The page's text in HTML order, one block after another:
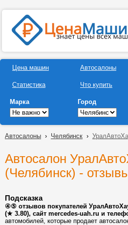
Цена машин
Статистика
Автосалоны
Что купить
Марка Город
Автосалоны › Челябинск ›
Автосалон
(Челябинск) -
Подсказка
④⑤ отзывов покупателей
(★ 3.80), сайт mercedes-uah.ru и
автомобилей, которые продает